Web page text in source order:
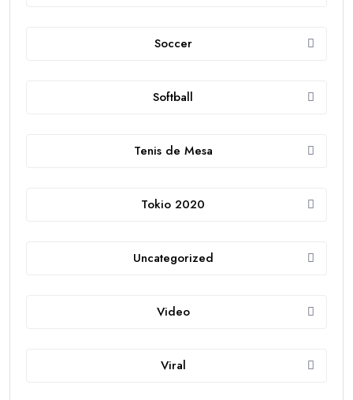
Soccer
Softball
Tenis de Mesa
Tokio 2020
Uncategorized
Video
Viral